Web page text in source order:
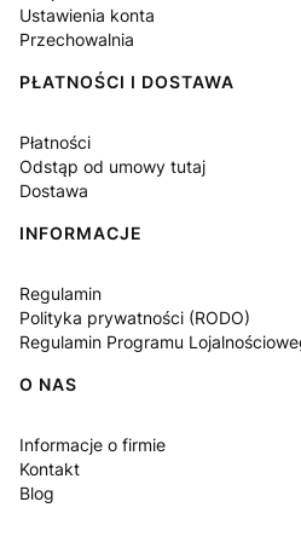
Ustawienia konta
Przechowalnia
PŁATNOŚCI I DOSTAWA
Płatności
Odstąp od umowy tutaj
Dostawa
INFORMACJE
Regulamin
Polityka prywatności (RODO)
Regulamin Programu
O NAS
Informacje o firmie
Kontakt
Blog